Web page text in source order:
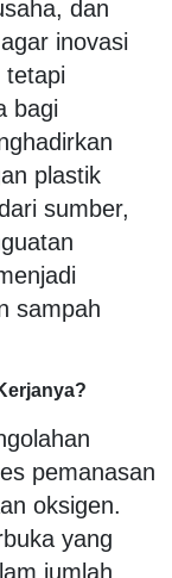
dan
inovasi
tetapi
bagi
plastik
sumber,
sampah
pemanasan
oksigen.
yang
jumlah